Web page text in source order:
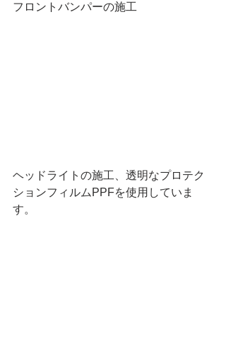
フロントバンパーの施工
ヘッドライトの施工、透明なプロテク
ションフィルムPPFを使用していま
す。